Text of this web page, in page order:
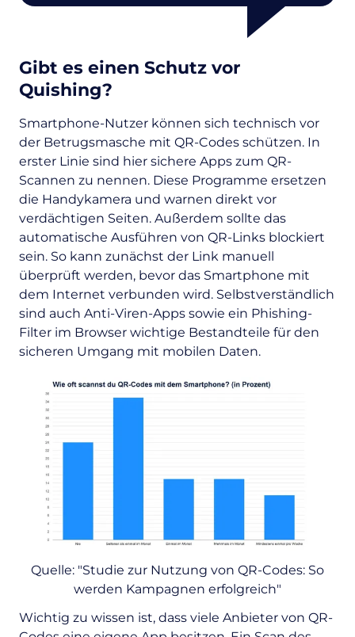
Gibt es einen Schutz vor
Quishing?
Smartphone-Nutzer können sich technisch vor
der Betrugsmasche mit QR-Codes schützen. In
erster Linie sind hier sichere Apps zum QR-
Scannen zu nennen. Diese Programme ersetzen
die Handykamera und warnen direkt vor
verdächtigen Seiten. Außerdem sollte das
automatische Ausführen von QR-Links blockiert
sein. So kann zunächst der Link manuell
überprüft werden, bevor das Smartphone mit
dem Internet verbunden wird. Selbstverständlich
sind auch Anti-Viren-Apps sowie ein Phishing-
Filter im Browser wichtige Bestandteile für den
sicheren Umgang mit mobilen Daten.
Quelle: "Studie zur Nutzung von QR-Codes: So
werden Kampagnen erfolgreich"
Wichtig zu wissen ist, dass viele Anbieter von QR-